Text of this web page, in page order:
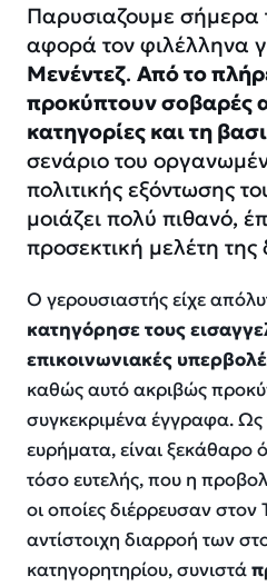
Παρυσιαζουμε σήμερα
αφορά τον φιλέλληνα
Μενέντεζ. Από το
προκύπτουν σοβαρές
κατηγορίες και τη
σενάριο του
πολιτικής εξόντωσης
μοιάζει πολύ πιθανό,
προσεκτική μελέτη της
Ο γερουσιαστής είχε
κατηγόρησε τους
επικοινωνιακές
καθώς αυτό ακριβώς
συγκεκριμένα έγγραφα.
ευρήματα, είναι ξεκάθαρο
τόσο ευτελής, που η
οι οποίες διέρρευσαν στον
αντίστοιχη διαρροή των
κατηγορητηρίου, συνιστά